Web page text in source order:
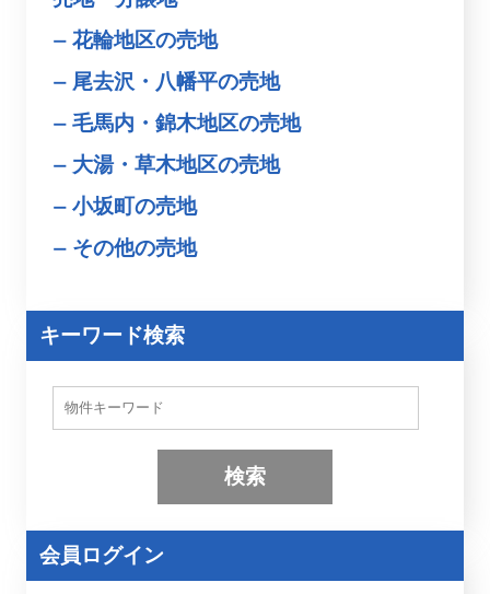
花輪地区の売地
尾去沢・八幡平の売地
毛馬内・錦木地区の売地
大湯・草木地区の売地
小坂町の売地
その他の売地
キーワード検索
件
検
ー
ド
)
会員ログイン